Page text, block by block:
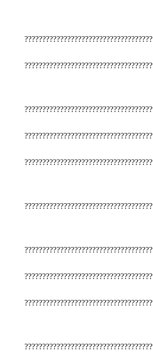
????????????????????????????????????
????????????????????????????????????
????????????????????????????????????
????????????????????????????????????
????????????????????????????????????
????????????????????????????????????
????????????????????????????????????
????????????????????????????????????
????????????????????????????????????
????????????????????????????????????